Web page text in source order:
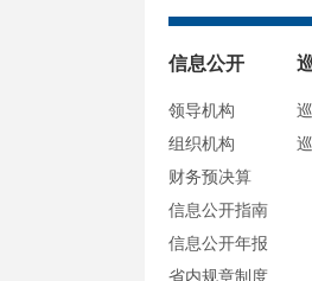
信息公开
领导机构
组织机构
财务预决算
信息公开指南
信息公开年报
省内规章制度